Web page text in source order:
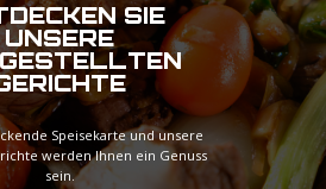
SIE
UNSERE
Speisekarte und unsere
werden Ihnen ein Genuss
sein.